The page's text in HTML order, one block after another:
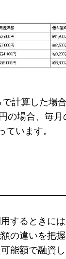
計算した場
の場合、毎月
います。
するときに
の違いを把
能額で融資し